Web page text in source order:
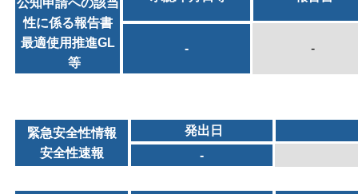
公知申請への該当
性に係る報告書
最適使用推進GL
等
- -
緊急安全性情報
安全性速報
発出日
-